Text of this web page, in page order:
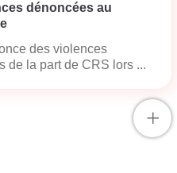
dénoncées au
des violences
de la part de CRS lors ...
+